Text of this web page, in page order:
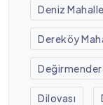
Deniz
Dereköy
Dilovası